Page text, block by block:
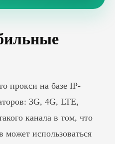
прокси на базе IP-
3G, 4G, LTE,
канала в том, что
может использоваться